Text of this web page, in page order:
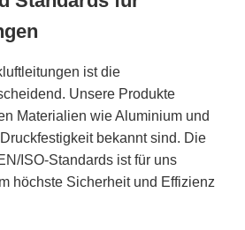
ist die
Unsere Produkte
Materialien wie Aluminium und
bekannt sind. Die
ISO-Standards ist für uns
höchste Sicherheit und Effizienz